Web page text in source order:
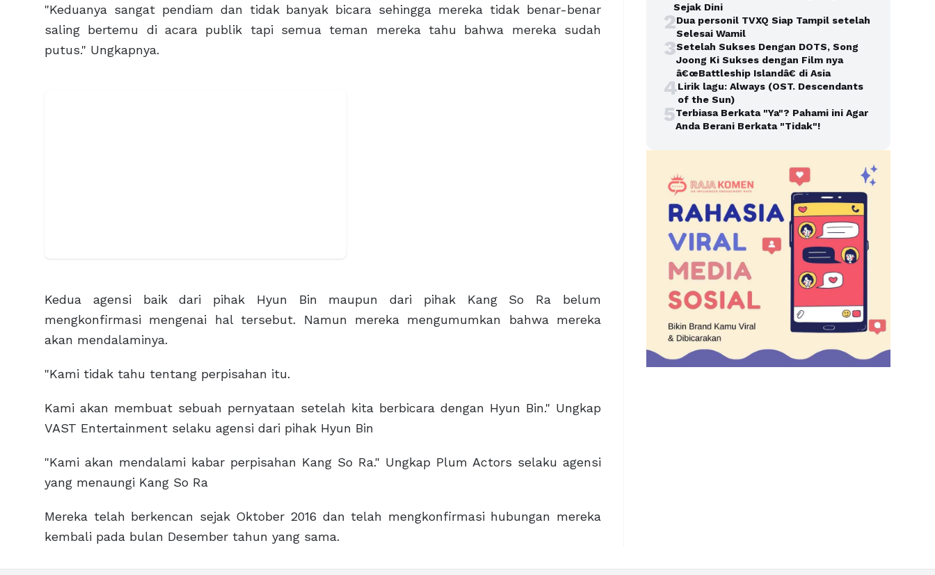
"Keduanya sangat pendiam dan tidak banyak bicara sehingga mereka tidak benar-benar
saling bertemu di acara publik tapi semua teman mereka tahu bahwa mereka sudah
putus." Ungkapnya.
Kedua agensi baik dari pihak Hyun Bin maupun dari pihak Kang So Ra belum
mengkonfirmasi mengenai hal tersebut. Namun mereka mengumumkan bahwa mereka
akan mendalaminya.
"Kami tidak tahu tentang perpisahan itu.
Kami akan membuat sebuah pernyataan setelah kita berbicara dengan Hyun Bin." Ungkap
VAST Entertainment selaku agensi dari pihak Hyun Bin
"Kami akan mendalami kabar perpisahan Kang So Ra." Ungkap Plum Actors selaku agensi
yang menaungi Kang So Ra
Mereka telah berkencan sejak Oktober 2016 dan telah mengkonfirmasi hubungan mereka
kembali pada bulan Desember tahun yang sama.
Sejak Dini
2Dua personil TVXQ Siap Tampil setelah
Selesai Wamil
3Setelah Sukses Dengan DOTS, Song
Joong Ki Sukses dengan Film nya
â€œBattleship Islandâ€ di Asia
4Lirik lagu: Always (OST. Descendants
of the Sun)
5Terbiasa Berkata "Ya"? Pahami ini Agar
Anda Berani Berkata "Tidak"!